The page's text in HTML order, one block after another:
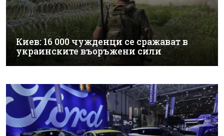
Киев: 16 000 чужденци се сражават в
украинските въоръжени сили